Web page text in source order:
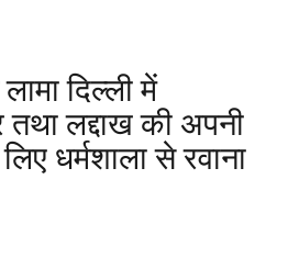
दिल्ली में
तथा लद्दाख की अपनी
धर्मशाला से रवाना